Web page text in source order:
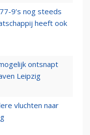
9’s nog steeds
heeft ook
ontsnapt
Leipzig
vluchten naar